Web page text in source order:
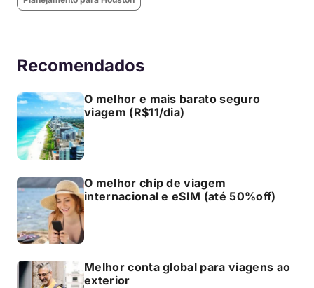
Recomendados
O melhor e mais barato seguro
viagem (R$11/dia)
O melhor chip de viagem
internacional e eSIM (até 50%off)
Melhor conta global para viagens ao
exterior